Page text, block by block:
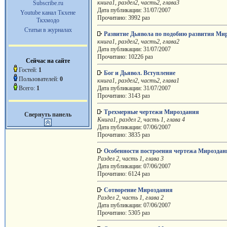
Subscribe.ru
Youtube канал Ткхене
Ткхмодо
Статьи в журналах
Сейчас на сайте
Гостей: 1
Пользователей: 0
Всего: 1
Свернуть панель
книга1, раздел2, часть2, глава3
Дата публикации: 31/07/2007
Прочитано: 3992 раз
Развитие Дьявола по подобию развития
книга1, раздел2, часть2, глава2
Дата публикации: 31/07/2007
Прочитано: 10226 раз
Бог и Дьявол. Вступление
книга1, раздел2, часть2, глава1
Дата публикации: 31/07/2007
Прочитано: 3143 раз
Трехмерные чертежи Мироздания
Книга1, раздел 2, часть 1, глава 4
Дата публикации: 07/06/2007
Прочитано: 3835 раз
Особенности построения чертежа
Раздел 2, часть 1, глава 3
Дата публикации: 07/06/2007
Прочитано: 6124 раз
Сотворение Мироздания
Раздел 2, часть 1, глава 2
Дата публикации: 07/06/2007
Прочитано: 5305 раз